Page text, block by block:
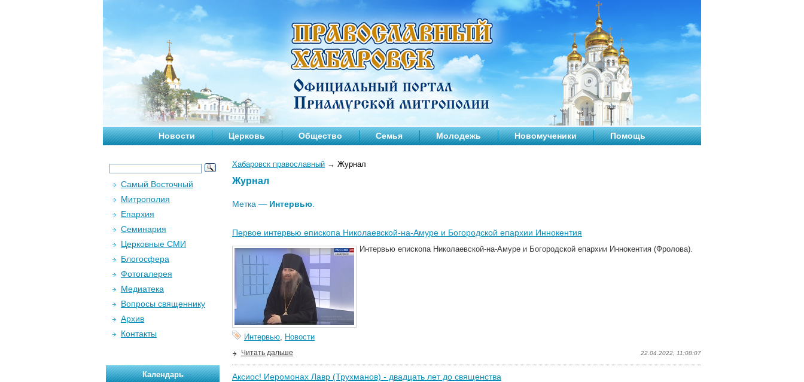
Новости Церковь Общество Семья Молодежь Новомученики Помощь
Хабаровск православный → Журнал
Журнал
Метка — Интервью
Первое интервью епископа Николаевской-на-Амуре и Богородской епархии Иннокентия
Интервью епископа Николаевской-на-Амуре и Богородской епархии Иннокентия (Фролова).
Интервью, Новости
22.04.2022, 11:08:07
Читать дальше
Аксиос! Иеромонах Лавр (Трухманов) - двадцать лет до священства
Самый Восточный
Митрополия
Епархия
Семинария
Церковные СМИ
Блогосфера
Фотогалерея
Медиатека
Вопросы священнику
Архив
Контакты
Календарь